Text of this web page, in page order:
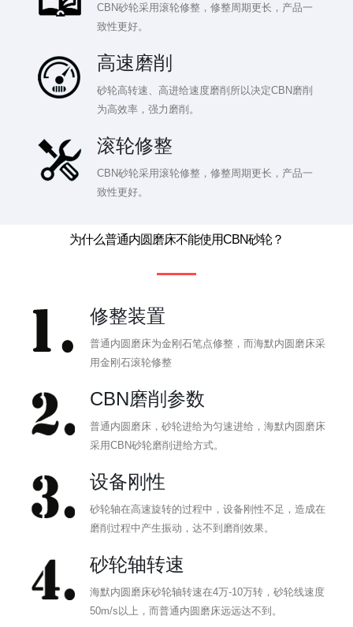
CBN砂轮采用滚轮修整，修整周期更长，产品一
致性更好。
高速磨削
砂轮高转速、高进给速度磨削所以决定CBN磨削
为高效率，强力磨削。
滚轮修整
CBN砂轮采用滚轮修整，修整周期更长，产品一
致性更好。
为什么普通内圆磨床不能使用CBN砂轮？
修整装置
普通内圆磨床为金刚石笔点修整，而海默内圆磨床采
用金刚石滚轮修整
CBN磨削参数
普通内圆磨床，砂轮进给为匀速进给，海默内圆磨床
采用CBN砂轮磨削进给方式。
设备刚性
砂轮轴在高速旋转的过程中，设备刚性不足，造成在
磨削过程中产生振动，达不到磨削效果。
砂轮轴转速
海默内圆磨床砂轮轴转速在4万-10万转，砂轮线速度
50m/s以上，而普通内圆磨床远远达不到。